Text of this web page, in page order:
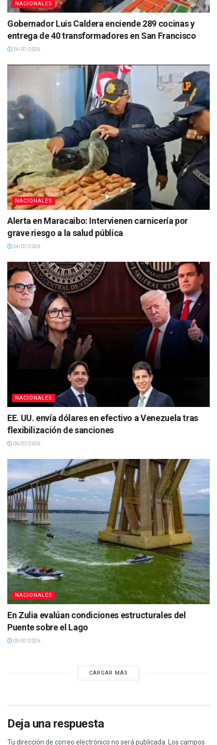
NACIONALES
Gobernador Luis Caldera enciende 289 cocinas y
entrega de 40 transformadores en San Francisco
24/07/2026
NACIONALES
Alerta en Maracaibo: Intervienen carnicería por
grave riesgo a la salud pública
24/07/2026
NACIONALES
EE. UU. envía dólares en efectivo a Venezuela tras
flexibilización de sanciones
06/07/2026
NACIONALES
En Zulia evalúan condiciones estructurales del
Puente sobre el Lago
05/07/2026
CARGAR MÁS
Deja una respuesta
Tu dirección de correo electrónico no será publicada. Los campos